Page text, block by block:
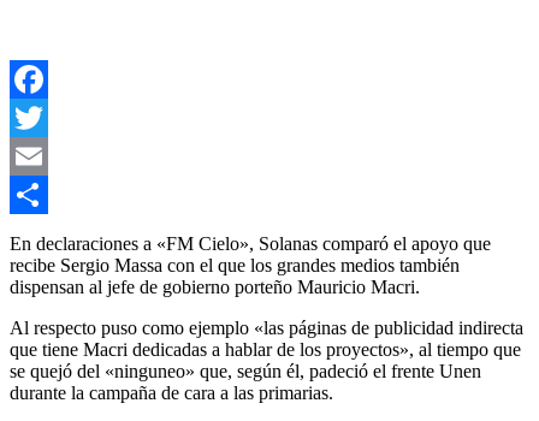
Facebook
Twitter
Email
Compartir
En declaraciones a «FM Cielo», Solanas comparó el apoyo que
recibe Sergio Massa con el que los grandes medios también
dispensan al jefe de gobierno porteño Mauricio Macri.
Al respecto puso como ejemplo «las páginas de publicidad indirecta
que tiene Macri dedicadas a hablar de los proyectos», al tiempo que
se quejó del «ninguneo» que, según él, padeció el frente Unen
durante la campaña de cara a las primarias.